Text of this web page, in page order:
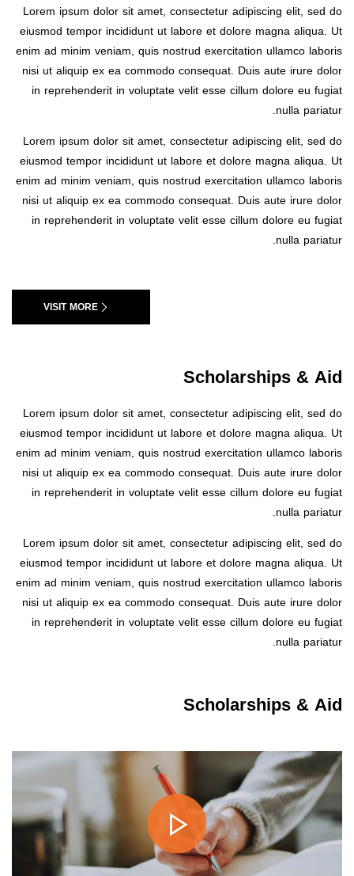
Lorem ipsum dolor sit amet, consectetur adipiscing elit, sed do
eiusmod tempor incididunt ut labore et dolore magna aliqua. Ut
enim ad minim veniam, quis nostrud exercitation ullamco laboris
nisi ut aliquip ex ea commodo consequat. Duis aute irure dolor
in reprehenderit in voluptate velit esse cillum dolore eu fugiat
nulla pariatur.
Lorem ipsum dolor sit amet, consectetur adipiscing elit, sed do
eiusmod tempor incididunt ut labore et dolore magna aliqua. Ut
enim ad minim veniam, quis nostrud exercitation ullamco laboris
nisi ut aliquip ex ea commodo consequat. Duis aute irure dolor
in reprehenderit in voluptate velit esse cillum dolore eu fugiat
nulla pariatur.
VISIT MORE
Scholarships & Aid
Lorem ipsum dolor sit amet, consectetur adipiscing elit, sed do
eiusmod tempor incididunt ut labore et dolore magna aliqua. Ut
enim ad minim veniam, quis nostrud exercitation ullamco laboris
nisi ut aliquip ex ea commodo consequat. Duis aute irure dolor
in reprehenderit in voluptate velit esse cillum dolore eu fugiat
nulla pariatur.
Lorem ipsum dolor sit amet, consectetur adipiscing elit, sed do
eiusmod tempor incididunt ut labore et dolore magna aliqua. Ut
enim ad minim veniam, quis nostrud exercitation ullamco laboris
nisi ut aliquip ex ea commodo consequat. Duis aute irure dolor
in reprehenderit in voluptate velit esse cillum dolore eu fugiat
nulla pariatur.
Scholarships & Aid